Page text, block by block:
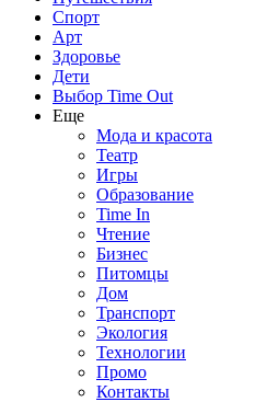
Спорт
Арт
Здоровье
Дети
Выбор Time Out
Еще
Мода и красота
Театр
Игры
Образование
Time In
Чтение
Бизнес
Питомцы
Дом
Транспорт
Экология
Технологии
Промо
Контакты